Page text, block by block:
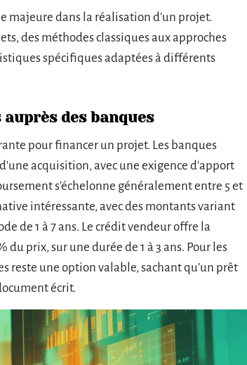
majeure dans la réalisation d'un projet.
des méthodes classiques aux approches
spécifiques adaptées à différents
des banques
pour financer un projet. Les banques
acquisition, avec une exigence d'apport
s'échelonne généralement entre 5 et
intéressante, avec des montants variant
de 1 à 7 ans. Le crédit vendeur offre la
prix, sur une durée de 1 à 3 ans. Pour les
reste une option valable, sachant qu'un prêt
écrit.